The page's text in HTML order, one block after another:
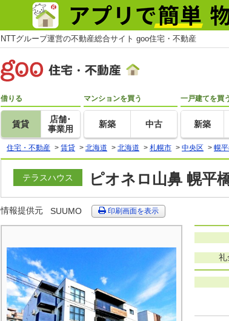
NTTグループ運営の不動産総合サイト goo住宅・不動産
借りる
賃貸
店舗･
事業用
マンションを買う
新築 中古
一戸建てを買
新築
住宅・不動産 > 賃貸 > 北海道 > 北海道 > 札幌市 > 中央区 > 幌
テラスハウス ピオネロ山鼻 幌平
情報提供元 SUUMO 印刷画面を表示
礼